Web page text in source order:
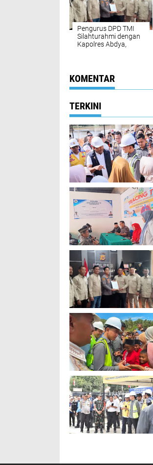
Pengurus DPD TMI
Silahturahmi dengan
Kapolres Abdya,
KOMENTAR
TERKINI